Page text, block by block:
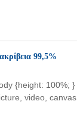
99,5%
{height: 100%; }
video, canvas,